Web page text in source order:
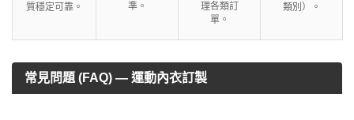
質穩定可靠。
準。
理各類訂
單。
類別）。
常見問題 (FAQ) — 運動內衣訂製